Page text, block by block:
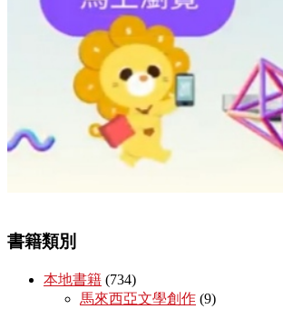
書籍類別
本地書籍 (734)
馬來西亞文學創作 (9)